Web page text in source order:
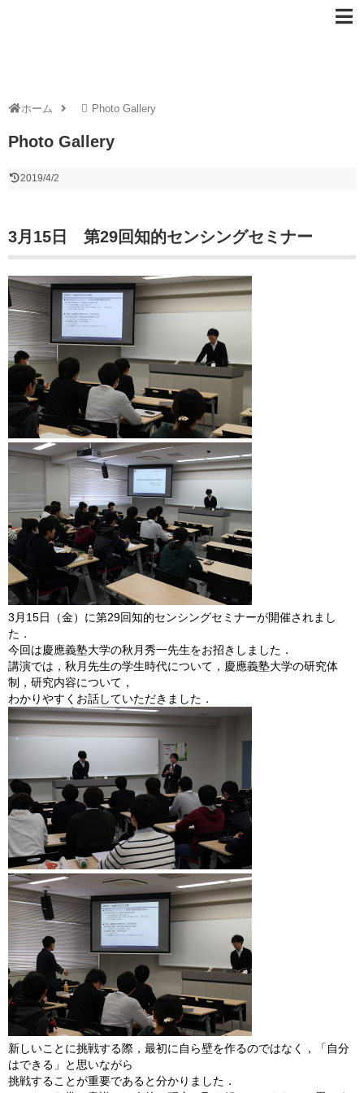
ホーム Photo Gallery
Photo Gallery
2019/4/2
3月15日 第29回知的センシングセミナー
3月15日（金）に第29回知的センシングセミナーが開催されまし
た．
今回は慶應義塾大学の秋月秀一先生をお招きしました．
講演では，秋月先生の学生時代について，慶應義塾大学の研究体
制，研究内容について，
わかりやすくお話していただきました．
新しいことに挑戦する際，最初に自ら壁を作るのではなく，「自分
はできる」と思いながら
挑戦することが重要であると分かりました．